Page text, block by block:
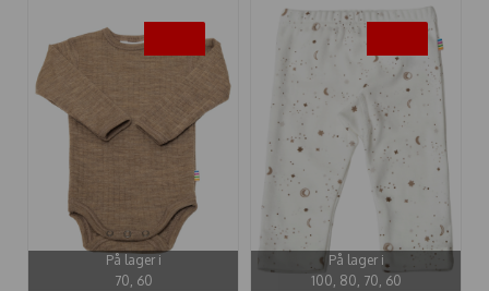
På lager i
70, 60
På lager i
100, 80, 70, 60